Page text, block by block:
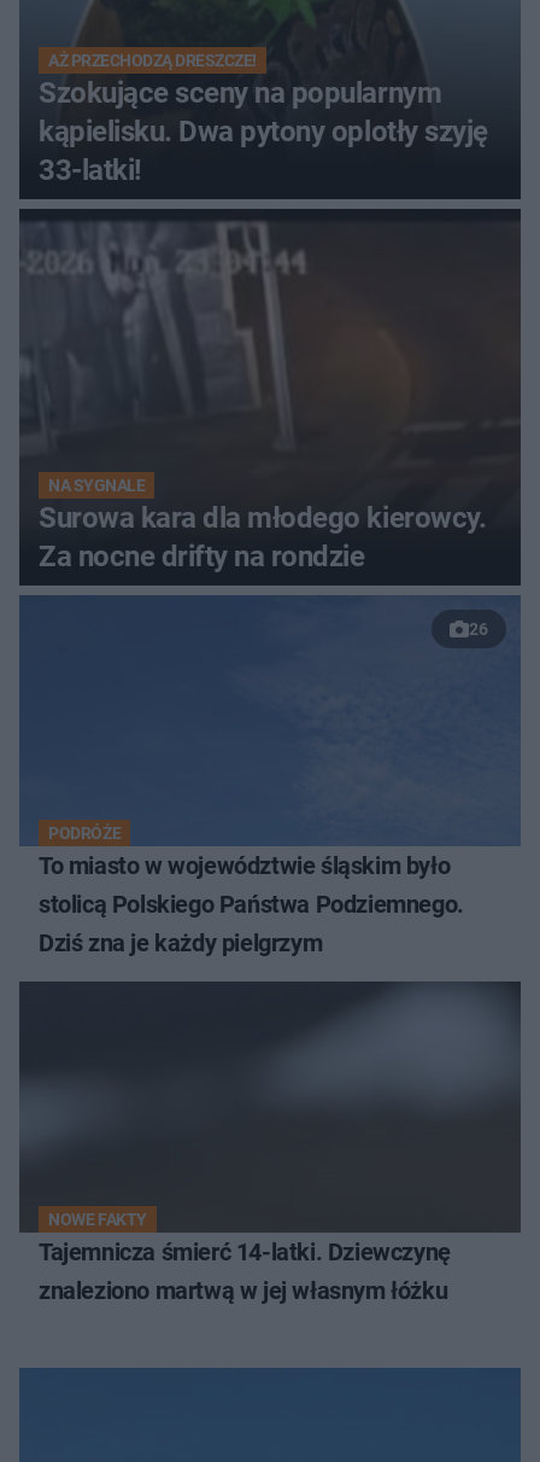
AŻ PRZECHODZĄ DRESZCZE!
Szokujące sceny na popularnym
kąpielisku. Dwa pytony oplotły szyję
33-latki!
NA SYGNALE
Surowa kara dla młodego kierowcy.
Za nocne drifty na rondzie
26
PODRÓŻE
To miasto w województwie śląskim było
stolicą Polskiego Państwa Podziemnego.
Dziś zna je każdy pielgrzym
NOWE FAKTY
Tajemnicza śmierć 14-latki. Dziewczynę
znaleziono martwą w jej własnym łóżku